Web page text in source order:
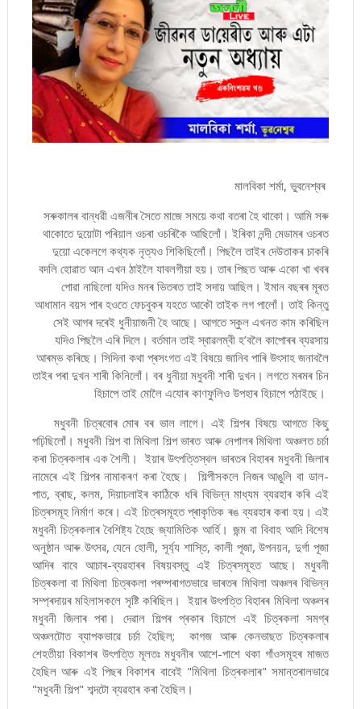
মালবিকা শৰ্মা, ভুবনেশ্বৰ
সৰুকালৰ বান্ধৱী এজনীৰ সৈতে মাজে সময়ে কথা বতৰা হৈ থাকো। আমি সৰু
থাকোতে দুয়োটা পৰিয়াল ওচৰা ওচৰিকৈ আছিলোঁ। ইৰিকা নন্দী মেডামৰ ওচৰত
দুয়ো একেলগে কথ্যক নৃত্যও শিকিছিলোঁ। পিছলৈ তাইৰ দেউতাকৰ চাকৰি
বদলি হোৱাত আন এখন ঠাইলৈ যাবলগীয়া হয়। তাৰ পিছত আৰু একো খা খবৰ
পোৱা নাছিলো যদিও মনৰ ভিতৰত তাই সদায় আছিল। ইমান বছৰৰ মূৰত
আধামান বয়স পাৰ হওতে ফেচবুকৰ যহতে আকৌ তাইক লগ পালোঁ। তাই কিন্তু
সেই আগৰ দৰেই ধুনীয়াজনী হৈ আছে। আগতে স্কুল এখনত কাম কৰিছিল
যদিও পিছলৈ এৰি দিলে। বৰ্তমান তাই স্বাৱলম্বী হ’বলৈ কাপোৰৰ ব্যৱসায়
আৰম্ভ কৰিছে। সিদিনা কথা প্ৰসংগত এই বিষয়ে জানিব পাৰি উৎসাহ জনাবলৈ
তাইৰ পৰা দুখন শাৰী কিনিলোঁ। বৰ ধুনীয়া মধুবনী শাৰী দুখন। লগতে মৰমৰ চিন
হিচাপে তাই মোলৈ এযোৰ কাণফুলিও উপহাৰ হিচাপে পঠাইছে।
মধুবনী চিত্ৰবোৰ মোৰ বৰ ভাল লাগে। এই শিল্পৰ বিষয়ে আগতে কিছু
পঢ়িছিলোঁ। মধুবনী শিল্প বা মিথিলা শিল্প ভাৰত আৰু নেপালৰ মিথিলা অঞ্চলত চৰ্চা
কৰা চিত্ৰকলাৰ এক শৈলী। ইয়াৰ উৎপত্তিস্থল ভাৰতৰ বিহাৰৰ মধুবনী জিলাৰ
নামেৰে এই শিল্পৰ নামাকৰণ কৰা হৈছে। শিল্পীসকলে নিজৰ আঙুলি বা ডাল-
পাত, ব্ৰাছ, কলম, দিয়াচলাইৰ কাঠিকে ধৰি বিভিন্ন মাধ্যম ব্যৱহাৰ কৰি এই
চিত্ৰসমূহ নিৰ্মাণ কৰে। এই চিত্ৰসমূহত প্ৰাকৃতিক ৰঙ ব্যৱহাৰ কৰা হয়। এই
মধুবনী চিত্ৰকলাৰ বৈশিষ্ট্য হৈছে জ্যামিতিক আৰ্হি। জন্ম বা বিবাহ আদি বিশেষ
অনুষ্ঠান আৰু উৎসৱ, যেনে হোলী, সূৰ্য্য শাস্তি, কালী পূজা, উপনয়ন, দুৰ্গা পূজা
আদিৰ বাবে আচাৰ-ব্যৱহাৰৰ বিষয়বস্তু এই চিত্ৰসমূহত আছে। মধুবনী
চিত্ৰকলা বা মিথিলা চিত্ৰকলা পৰম্পৰাগতভাৱে ভাৰতৰ মিথিলা অঞ্চলৰ বিভিন্ন
সম্প্ৰদায়ৰ মহিলাসকলে সৃষ্টি কৰিছিল। ইয়াৰ উৎপত্তি বিহাৰৰ মিথিলা অঞ্চলৰ
মধুবনী জিলাৰ পৰা। দেৱাল শিল্পৰ প্ৰকাৰ হিচাপে এই চিত্ৰকলা সমগ্ৰ
অঞ্চলটোত ব্যাপকভাৱে চৰ্চা হৈছিল; কাগজ আৰু কেনভাছত চিত্ৰকলাৰ
শেহতীয়া বিকাশৰ উৎপত্তি মূলতঃ মধুবনীৰ আশে-পাশে থকা গাঁওসমূহৰ মাজত
হৈছিল আৰু এই পিছৰ বিকাশৰ বাবেই "মিথিলা চিত্ৰকলাৰ" সমান্তৰালভাৱে
"মধুবনী শিল্প" শব্দটো ব্যৱহাৰ কৰা হৈছিল।